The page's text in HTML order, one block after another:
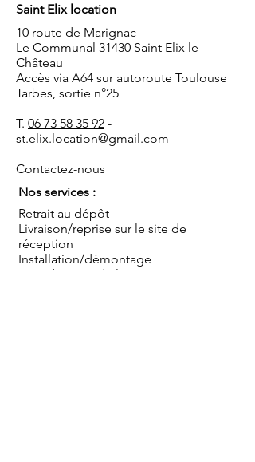
Saint Elix location
10 route de Marignac
Le Communal 31430 Saint Elix le
Château
Accès via A64 sur autoroute Toulouse
Tarbes, sortie n°25
T. 06 73 58 35 92 -
st.elix.location@gmail.com
Contactez-nous
Nos services :
Retrait au dépôt
Livraison/reprise sur le site de
réception
Installation/démontage
Coordination de l'événement